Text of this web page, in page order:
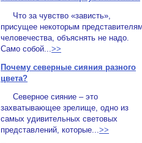
Что за чувство «зависть»,
присущее некоторым
человечества, объяснять не надо.
Само собой...>>
Почему северные сияния разного
цвета?
Северное сияние – это
захватывающее зрелище, одно из
самых удивительных световых
представлений, которые...>>